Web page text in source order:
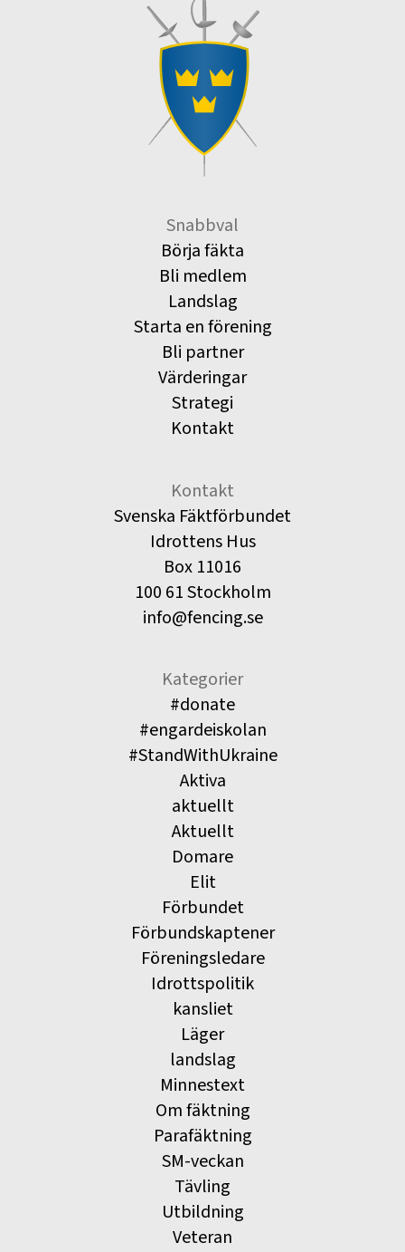
Snabbval
Börja fäkta
Bli medlem
Landslag
Starta en förening
Bli partner
Värderingar
Strategi
Kontakt
Kontakt
Svenska Fäktförbundet
Idrottens Hus
Box 11016
100 61 Stockholm
info@fencing.se
Kategorier
#donate
#engardeiskolan
#StandWithUkraine
Aktiva
aktuellt
Aktuellt
Domare
Elit
Förbundet
Förbundskaptener
Föreningsledare
Idrottspolitik
kansliet
Läger
landslag
Minnestext
Om fäktning
Parafäktning
SM-veckan
Tävling
Utbildning
Veteran